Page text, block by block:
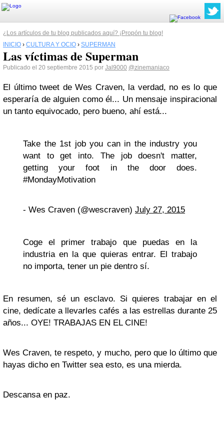
¿Los artículos de tu blog publicados aquí? ¡Propón tu blog!
INICIO › CULTURA Y OCIO › SUPERMAN
Las víctimas de Superman
Publicado el 20 septiembre 2015 por Jal9000 @zinemaniaco
El último tweet de Wes Craven, la verdad, no es lo que
esperaría de alguien como él... Un mensaje inspiracional
un tanto equivocado, pero bueno, ahí está...
Take the 1st job you can in the industry you
want to get into. The job doesn't matter,
getting your foot in the door does.
#MondayMotivation
- Wes Craven (@wescraven) July 27, 2015
Coge el primer trabajo que puedas en la
industria en la que quieras entrar. El trabajo
no importa, tener un pie dentro sí.
En resumen, sé un esclavo. Si quieres trabajar en el
cine, dedícate a llevarles cafés a las estrellas durante 25
años... OYE! TRABAJAS EN EL CINE!
Wes Craven, te respeto, y mucho, pero que lo último que
hayas dicho en Twitter sea esto, es una mierda.
Descansa en paz.